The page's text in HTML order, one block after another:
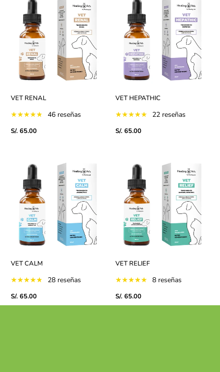
VET RENAL
46 reseñas
Precio
S/. 65.00
HEPATHIC
VET HEPATHIC
22 reseñas
Precio
S/. 65.00
VET CALM
28 reseñas
Precio
habitual
S/. 65.00
VET RELIEF
8 reseñas
Precio
habitual
S/. 65.00